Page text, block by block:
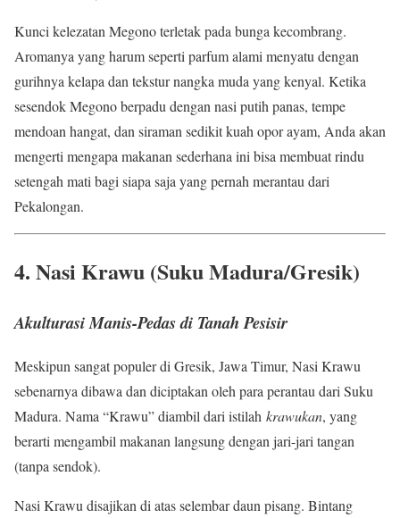
Kunci kelezatan Megono terletak pada bunga kecombrang.
Aromanya yang harum seperti parfum alami menyatu dengan
gurihnya kelapa dan tekstur nangka muda yang kenyal. Ketika
sesendok Megono berpadu dengan nasi putih panas, tempe
mendoan hangat, dan siraman sedikit kuah opor ayam, Anda akan
mengerti mengapa makanan sederhana ini bisa membuat rindu
setengah mati bagi siapa saja yang pernah merantau dari
Pekalongan.
4. Nasi Krawu (Suku Madura/Gresik)
Akulturasi Manis-Pedas di Tanah Pesisir
Meskipun sangat populer di Gresik, Jawa Timur, Nasi Krawu
sebenarnya dibawa dan diciptakan oleh para perantau dari Suku
Madura. Nama “Krawu” diambil dari istilah krawukan, yang
berarti mengambil makanan langsung dengan jari-jari tangan
(tanpa sendok).
Nasi Krawu disajikan di atas selembar daun pisang. Bintang